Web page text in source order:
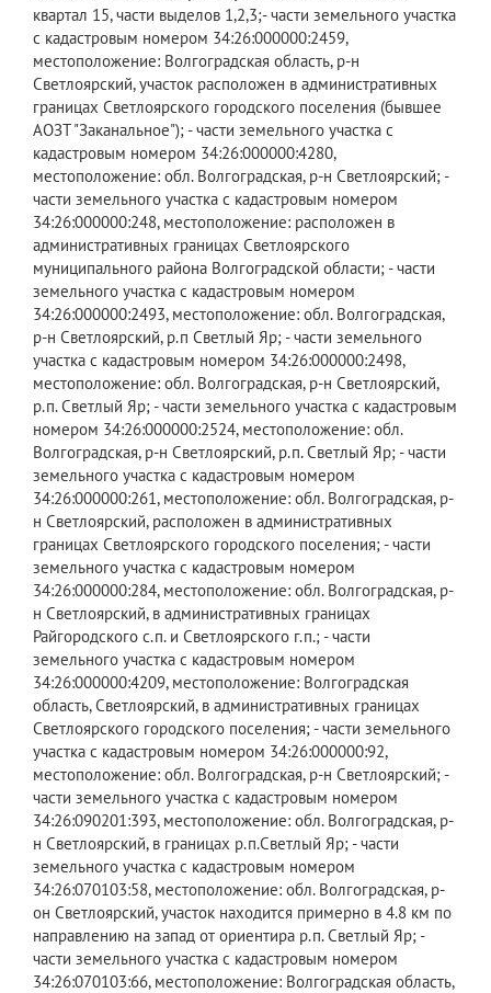
квартал 15, части выделов 1,2,3;- части земельного участка
с кадастровым номером 34:26:000000:2459,
местоположение: Волгоградская область, р-н
Светлоярский, участок расположен в административных
границах Светлоярского городского поселения (бывшее
АОЗТ "Заканальное"); - части земельного участка с
кадастровым номером 34:26:000000:4280,
местоположение: обл. Волгоградская, р-н Светлоярский; -
части земельного участка с кадастровым номером
34:26:000000:248, местоположение: расположен в
административных границах Светлоярского
муниципального района Волгоградской области; - части
земельного участка с кадастровым номером
34:26:000000:2493, местоположение: обл. Волгоградская,
р-н Светлоярский, р.п Светлый Яр; - части земельного
участка с кадастровым номером 34:26:000000:2498,
местоположение: обл. Волгоградская, р-н Светлоярский,
р.п. Светлый Яр; - части земельного участка с кадастровым
номером 34:26:000000:2524, местоположение: обл.
Волгоградская, р-н Светлоярский, р.п. Светлый Яр; - части
земельного участка с кадастровым номером
34:26:000000:261, местоположение: обл. Волгоградская, р-
н Светлоярский, расположен в административных
границах Светлоярского городского поселения; - части
земельного участка с кадастровым номером
34:26:000000:284, местоположение: обл. Волгоградская, р-
н Светлоярский, в административных границах
Райгородского с.п. и Светлоярского г.п.; - части
земельного участка с кадастровым номером
34:26:000000:4209, местоположение: Волгоградская
область, Светлоярский, в административных границах
Светлоярского городского поселения; - части земельного
участка с кадастровым номером 34:26:000000:92,
местоположение: обл. Волгоградская, р-н Светлоярский; -
части земельного участка с кадастровым номером
34:26:090201:393, местоположение: обл. Волгоградская, р-
н Светлоярский, в границах р.п.Светлый Яр; - части
земельного участка с кадастровым номером
34:26:070103:58, местоположение: обл. Волгоградская, р-
он Светлоярский, участок находится примерно в 4.8 км по
направлению на запад от ориентира р.п. Светлый Яр; -
части земельного участка с кадастровым номером
34:26:070103:66, местоположение: Волгоградская область,